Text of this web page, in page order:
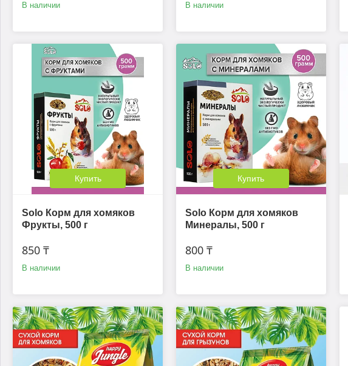
В наличии В наличии
Купить
Solo Корм для хомяков
Фрукты, 500 г
850 ₸
В наличии
Купить
Solo Корм для хомяков
Минералы, 500 г
800 ₸
В наличии